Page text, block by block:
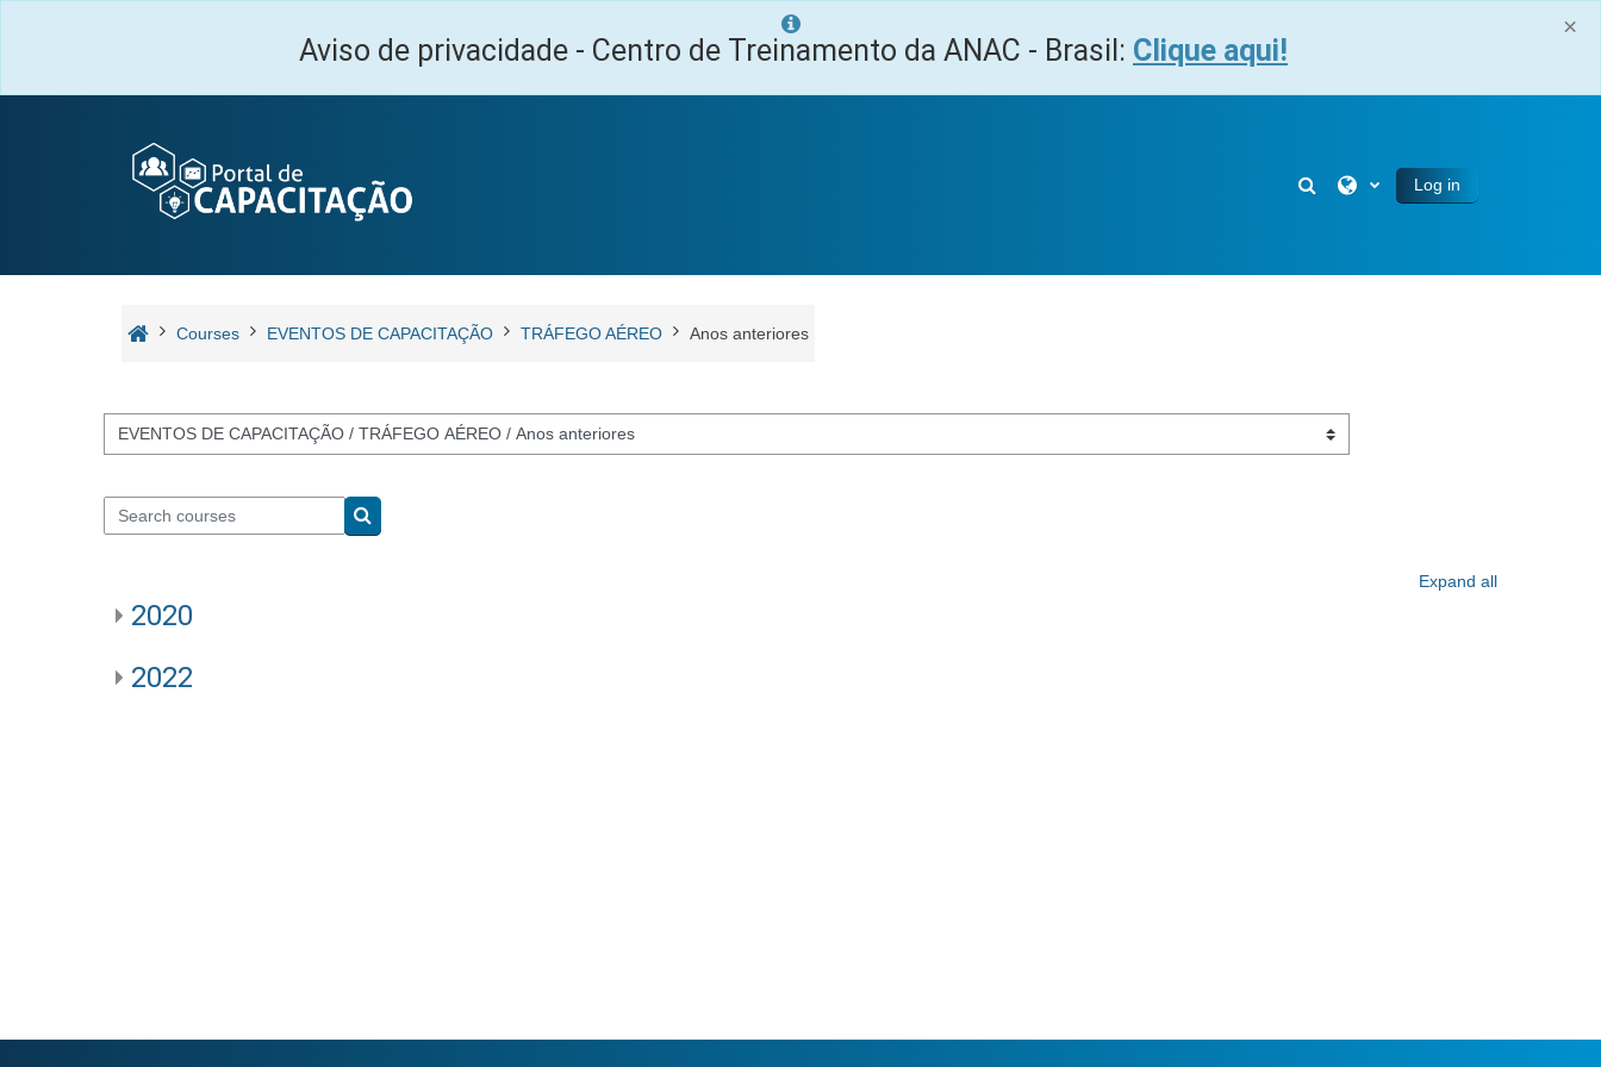
×
Aviso de privacidade - Centro de Treinamento da ANAC - Brasil: Clique aqui!
Toggle search input
Log in
Courses EVENTOS DE CAPACITAÇÃO TRÁFEGO AÉREO Anos anteriores
Course categories
Search courses
Search courses
Expand all
2020
2022